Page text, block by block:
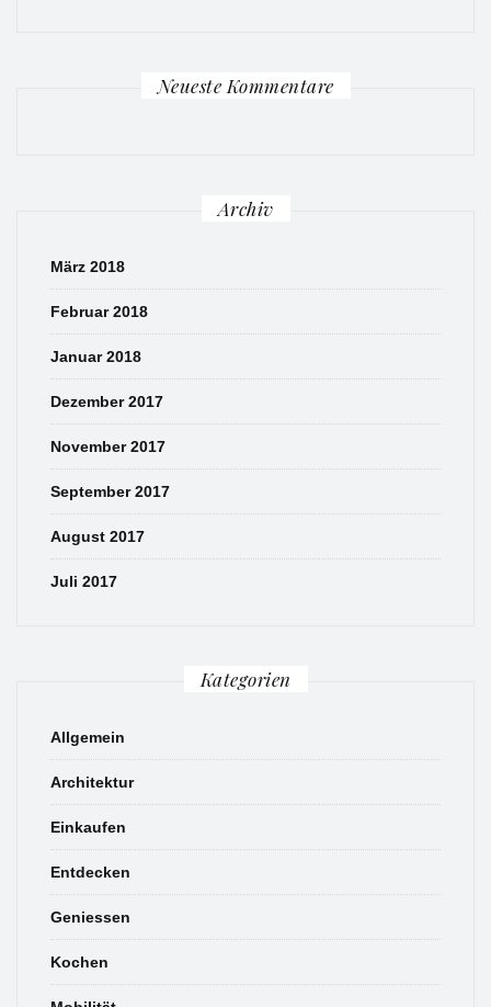
Neueste Kommentare
Archiv
März 2018
Februar 2018
Januar 2018
Dezember 2017
November 2017
September 2017
August 2017
Juli 2017
Kategorien
Allgemein
Architektur
Einkaufen
Entdecken
Geniessen
Kochen